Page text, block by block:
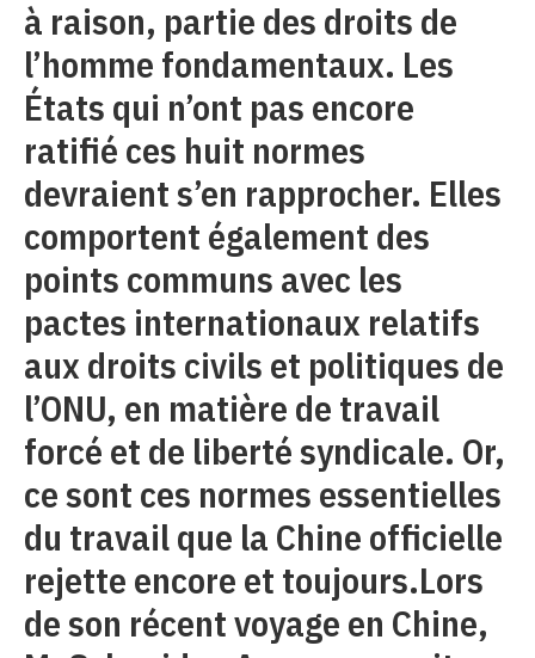
à raison, partie des droits de
l’homme fondamentaux. Les
États qui n’ont pas encore
ratifié ces huit normes
devraient s’en rapprocher. Elles
comportent également des
points communs avec les
pactes internationaux relatifs
aux droits civils et politiques de
l’ONU, en matière de travail
forcé et de liberté syndicale. Or,
ce sont ces normes essentielles
du travail que la Chine officielle
rejette encore et toujours.Lors
de son récent voyage en Chine,